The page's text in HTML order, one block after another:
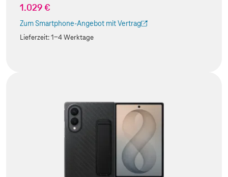
1.029 €
Zum Smartphone-Angebot mit Vertrag
(Der Link wird in einem neuen Tab geöffnet)
Lieferzeit:1-4 Werktage